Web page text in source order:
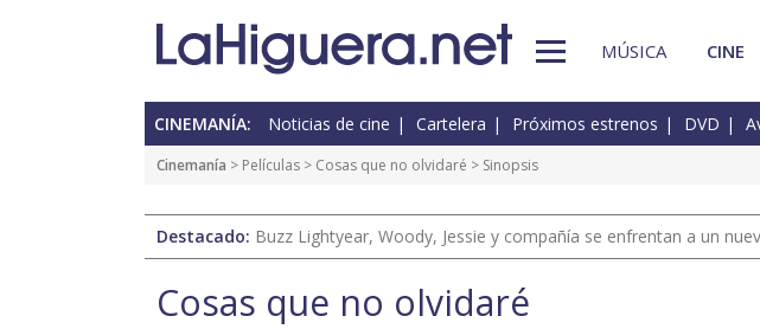
MÚSICA CINE
CINEMANÍA: Noticias de cine Cartelera Próximos estrenos DVD
Cinemanía > Películas > Cosas que no olvidaré > Sinopsis
Destacado: Buzz Lightyear, Woody, Jessie y compañía se enfrentan a un
Cosas que no olvidaré